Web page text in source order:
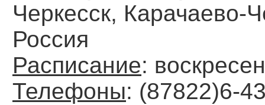
Черкесск, Карачаево-
Россия
Расписание:
Телефоны: (87822)6-